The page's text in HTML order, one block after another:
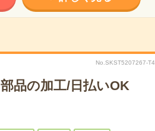
No.SKST5207267-T4
品の加工/日払いOK